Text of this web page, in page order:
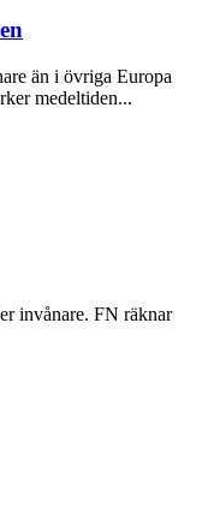
än i övriga Europa
medeltiden...
invånare. FN räknar